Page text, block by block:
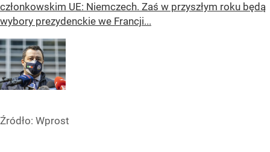
członkowskim UE: Niemczech. Zaś w przyszłym roku będą
wybory prezydenckie we Francji...
Źródło: Wprost